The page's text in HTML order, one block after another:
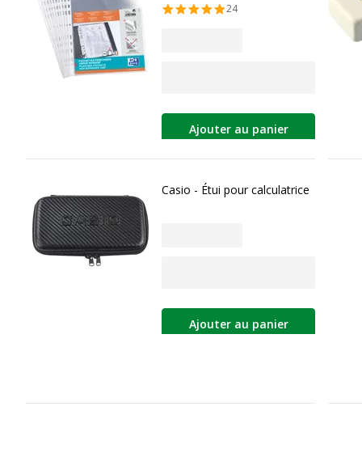
24
Ajouter au panier
Casio - Étui pour calculatrice
Ajouter au panier